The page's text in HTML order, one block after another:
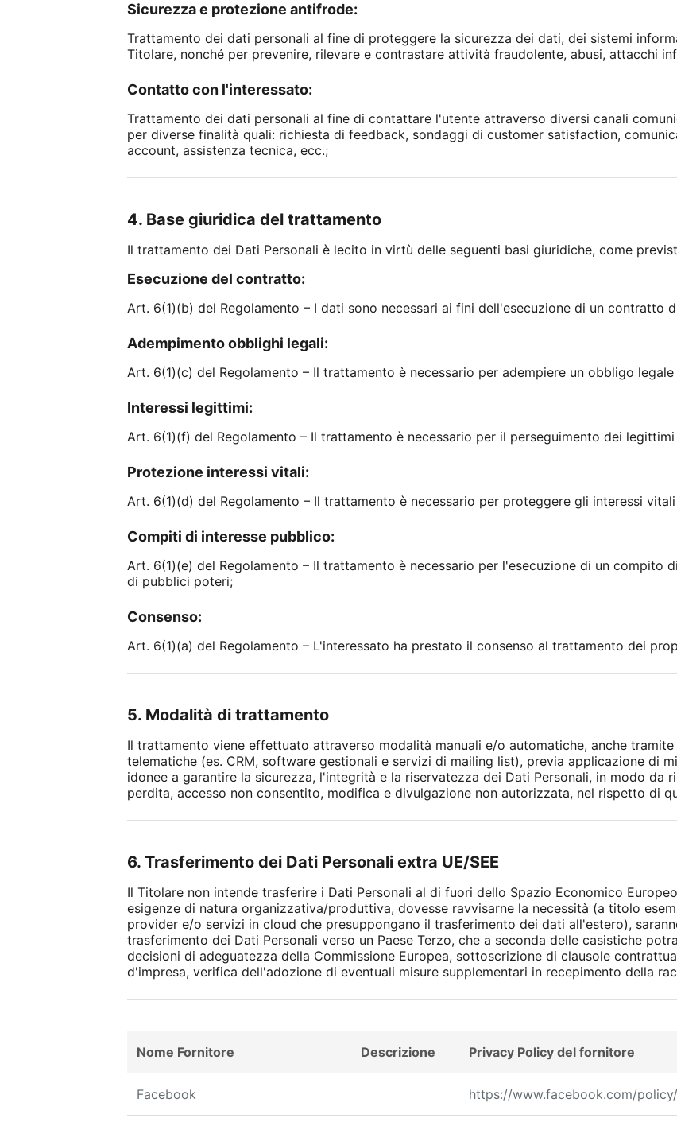
Sicurezza e protezione antifrode:
Trattamento dei dati personali al fine di proteggere la sicurezza dei dati, dei sistemi
Titolare, nonché per prevenire, rilevare e contrastare attività fraudolente, abusi, attacchi
Contatto con l'interessato:
Trattamento dei dati personali al fine di contattare l'utente attraverso diversi canali
per diverse finalità quali: richiesta di feedback, sondaggi di customer satisfaction,
account, assistenza tecnica, ecc.;
4. Base giuridica del trattamento
Il trattamento dei Dati Personali è lecito in virtù delle seguenti basi giuridiche, come
Esecuzione del contratto:
Art. 6(1)(b) del Regolamento – I dati sono necessari ai fini dell'esecuzione di un contratto
Adempimento obblighi legali:
Art. 6(1)(c) del Regolamento – Il trattamento è necessario per adempiere un obbligo
Interessi legittimi:
Art. 6(1)(f) del Regolamento – Il trattamento è necessario per il perseguimento dei
Protezione interessi vitali:
Art. 6(1)(d) del Regolamento – Il trattamento è necessario per proteggere gli interessi
Compiti di interesse pubblico:
Art. 6(1)(e) del Regolamento – Il trattamento è necessario per l'esecuzione di un compito
di pubblici poteri;
Consenso:
Art. 6(1)(a) del Regolamento – L'interessato ha prestato il consenso al trattamento dei
5. Modalità di trattamento
Il trattamento viene effettuato attraverso modalità manuali e/o automatiche, anche
telematiche (es. CRM, software gestionali e servizi di mailing list), previa applicazione di
idonee a garantire la sicurezza, l'integrità e la riservatezza dei Dati Personali, in modo da
perdita, accesso non consentito, modifica e divulgazione non autorizzata, nel rispetto di
6. Trasferimento dei Dati Personali extra UE/SEE
Il Titolare non intende trasferire i Dati Personali al di fuori dello Spazio Economico
esigenze di natura organizzativa/produttiva, dovesse ravvisarne la necessità (a titolo
provider e/o servizi in cloud che presuppongano il trasferimento dei dati all'estero),
trasferimento dei Dati Personali verso un Paese Terzo, che a seconda delle casistiche
decisioni di adeguatezza della Commissione Europea, sottoscrizione di clausole
d'impresa, verifica dell'adozione di eventuali misure supplementari in recepimento della
Nome Fornitore Descrizione Privacy Policy del fornitore
Facebook https://www.facebook.com/